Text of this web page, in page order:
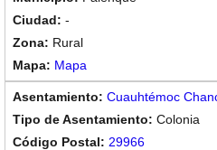
-
Rural
Mapa
Cuauhtémoc
Colonia
29966